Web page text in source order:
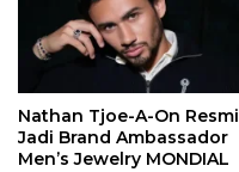
Nathan Tjoe-A-On Resmi
Jadi Brand Ambassador
Men’s Jewelry MONDIAL